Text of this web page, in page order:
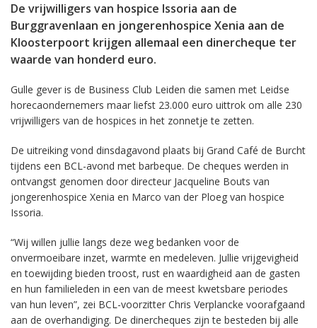
De vrijwilligers van hospice Issoria aan de
Burggravenlaan en jongerenhospice Xenia aan de
Kloosterpoort krijgen allemaal een dinercheque ter
waarde van honderd euro.
Gulle gever is de Business Club Leiden die samen met Leidse
horecaondernemers maar liefst 23.000 euro uittrok om alle 230
vrijwilligers van de hospices in het zonnetje te zetten.
De uitreiking vond dinsdagavond plaats bij Grand Café de Burcht
tijdens een BCL-avond met barbeque. De cheques werden in
ontvangst genomen door directeur Jacqueline Bouts van
jongerenhospice Xenia en Marco van der Ploeg van hospice
Issoria.
“Wij willen jullie langs deze weg bedanken voor de
onvermoeibare inzet, warmte en medeleven. Jullie vrijgevigheid
en toewijding bieden troost, rust en waardigheid aan de gasten
en hun familieleden in een van de meest kwetsbare periodes
van hun leven”, zei BCL-voorzitter Chris Verplancke voorafgaand
aan de overhandiging. De dinercheques zijn te besteden bij alle